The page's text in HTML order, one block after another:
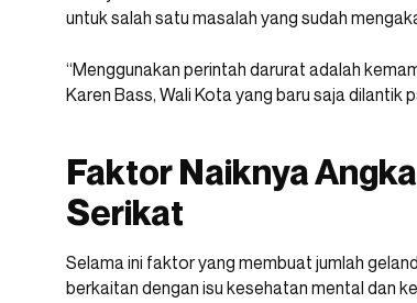
untuk salah satu masalah yang sudah
“Menggunakan perintah darurat adalah
Karen Bass, Wali Kota yang baru saja dilantik
Faktor Naiknya
Serikat
Selama ini faktor yang membuat jumlah
berkaitan dengan isu kesehatan mental dan